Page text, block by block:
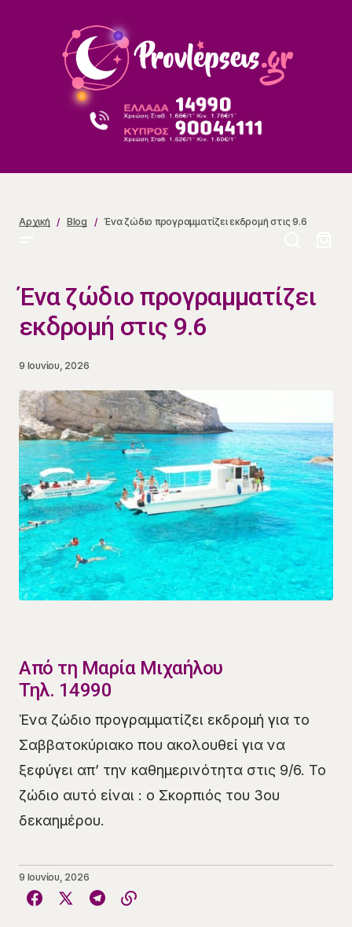
Αρχική Blog Ένα ζώδιο προγραμματίζει εκδρομή στις 9.6
Ένα ζώδιο προγραμματίζει
εκδρομή στις 9.6
9 Ιουνίου, 2026
​Από τη Μαρία Μιχαήλου
Τηλ. 14990
​Ένα ζώδιο προγραμματίζει εκδρομή για το
Σαββατοκύριακο που ακολουθεί για να
ξεφύγει απ’ την καθημερινότητα στις 9/6. Το
ζώδιο αυτό είναι : ο Σκορπιός του 3ου
δεκαημέρου.
9 Ιουνίου, 2026